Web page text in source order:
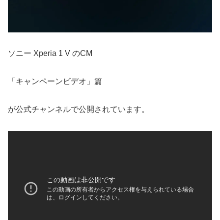
ソニー Xperia 1 V のCM
「キャンペーンビデオ」篇
が公式チャンネルで公開されています。